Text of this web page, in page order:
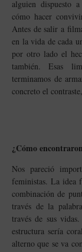
alguien dispuesto
cómo hacer
Antes de salir a
en la vida de cada
por otro lado el
también. Esas
terminamos de
concreto el
¿Cómo
Nos pareció
feministas. La idea
combinación de
través de la
través de sus
estructura sería
alterno que se va